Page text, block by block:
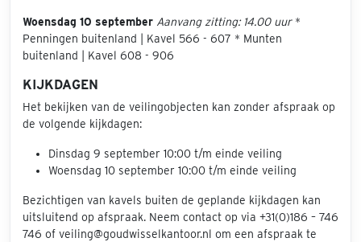
Woensdag 10 september Aanvang zitting: 14.00 uur*
Penningen buitenland | Kavel 566 - 607 * Munten
buitenland | Kavel 608 - 906
KIJKDAGEN
Het bekijken van de veilingobjecten kan zonder afspraak op
de volgende kijkdagen:
Dinsdag 9 september 10:00 t/m einde veiling
Woensdag 10 september 10:00 t/m einde veiling
Bezichtigen van kavels buiten de geplande kijkdagen kan
uitsluitend op afspraak. Neem contact op via +31(0)186 – 746
746 of veiling@goudwisselkantoor.nl om een afspraak te